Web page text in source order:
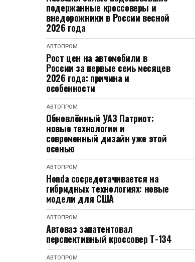
подержанные кроссоверы и
внедорожники в России весной
2026 года
АВТОПРОМ
Рост цен на автомобили в
России за первые семь месяцев
2026 года: причина и
особенности
АВТОПРОМ
Обновлённый УАЗ Патриот:
новые технологии и
современный дизайн уже этой
осенью
АВТОПРОМ
Honda сосредотачивается на
гибридных технологиях: новые
модели для США
АВТОПРОМ
Автоваз запатентовал
перспективный кроссовер Т-134
АВТОПРОМ